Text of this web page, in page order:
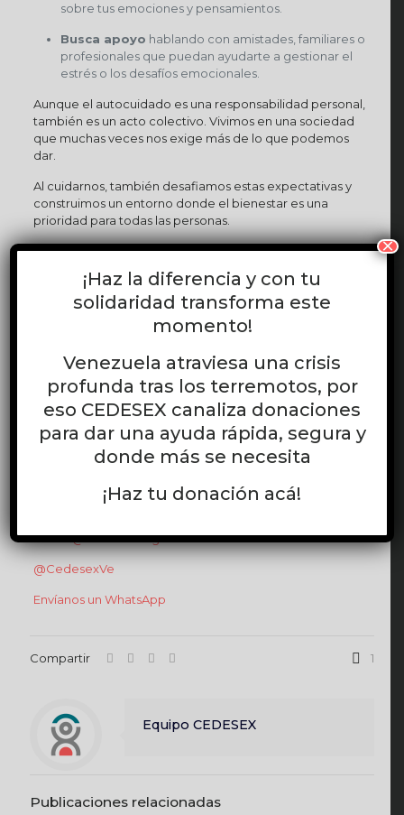
sobre tus emociones y pensamientos.
Busca apoyo hablando con amistades, familiares o
profesionales que puedan ayudarte a gestionar el
estrés o los desafíos emocionales.
Aunque el autocuidado es una responsabilidad personal,
también es un acto colectivo. Vivimos en una sociedad
que muchas veces nos exige más de lo que podemos
dar.
Al cuidarnos, también desafiamos estas expectativas y
construimos un entorno donde el bienestar es una
prioridad para todas las personas.
En CEDESEX, te animamos a compartir este mensaje con
sana comienza con personas más saludables.
¿Esto me acerca al bienestar que deseo? ¿Estoy
Este año, pongamos el autocuidado en el centro de
nuestras vidas. Porque merecemos sentirnos bien y vivir
plenamente.
¡Únete!
www.cedesex.org
somos@cedesex.org
@CedesexVe
Envíanos un WhatsApp
Compartir 1
Equipo CEDESEX
Publicaciones relacionadas
¡Haz la diferencia y con tu
solidaridad transforma este
momento!
Venezuela atraviesa una crisis
profunda tras los terremotos, por
eso CEDESEX canaliza donaciones
para dar una ayuda rápida, segura y
donde más se necesita
¡Haz tu donación acá!
×